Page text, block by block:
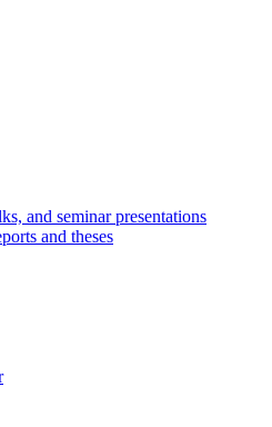
and seminar presentations
and theses